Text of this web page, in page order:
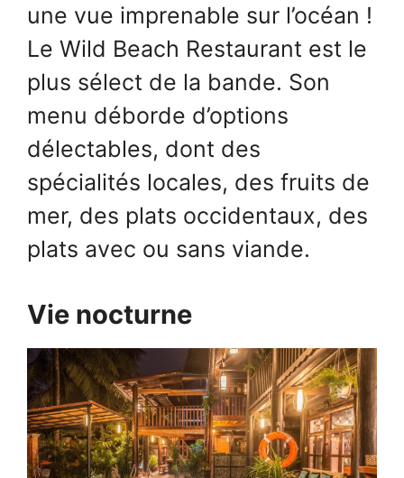
une vue imprenable sur l’océan !
Le Wild Beach Restaurant est le
plus sélect de la bande. Son
menu déborde d’options
délectables, dont des
spécialités locales, des fruits de
mer, des plats occidentaux, des
plats avec ou sans viande.
Vie nocturne